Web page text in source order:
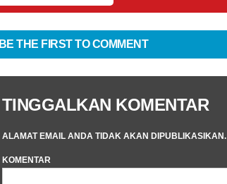
BE THE FIRST TO COMMENT
TINGGALKAN KOMENTAR
ALAMAT EMAIL ANDA TIDAK AKAN DIPUBLIKASIKAN.
KOMENTAR